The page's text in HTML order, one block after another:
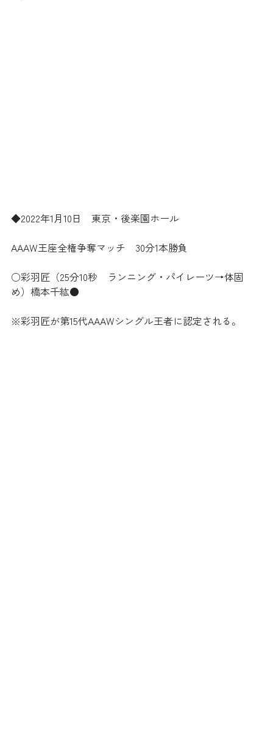
◆2022年1月10日　東京・後楽園ホール
AAAW王座全権争奪マッチ　30分1本勝負
○彩羽匠（25分10秒　ランニング・パイレーツ→体固
め）橋本千紘●
※彩羽匠が第15代AAAWシングル王者に認定される。